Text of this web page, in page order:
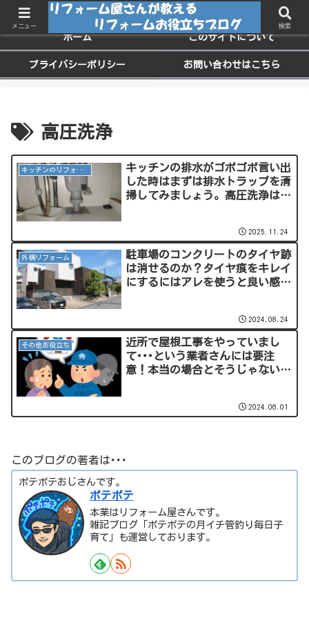
ちょっと役に立つお家のメンテナンス情報
ホーム このサイトについて
プライバシーポリシー お問い合わせはこちら
高圧洗浄
キッチンのリフォーム
キッチンの排水がゴポゴポ言い出
した時はまずは排水トラップを清
掃してみましょう。高圧洗浄はそ
2025.11.24
外構リフォーム
駐車場のコンクリートのタイヤ跡
は消せるのか？タイヤ痕をキレイ
にするにはアレを使うと良い感
2024.08.24
その他お役立ち
近所で屋根工事をやっていまし
て･･･という業者さんには要注
意！本当の場合とそうじゃない場
2024.06.01
このブログの著者は･･･
ポテポテおじさんです。
ポテポテ
本業はリフォーム屋さんです。
雑記ブログ「ポテポテの月イチ管釣り毎日子
育て」も運営しております。
メニュー 検索